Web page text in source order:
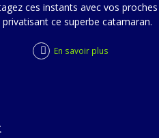
ces instants avec vos proches
privatisant ce superbe catamaran.
En savoir plus